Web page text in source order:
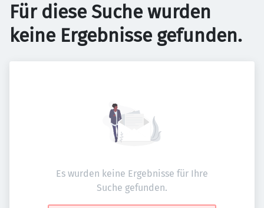
Für diese Suche wurden
keine Ergebnisse gefunden.
Es wurden keine Ergebnisse für Ihre
Suche gefunden.